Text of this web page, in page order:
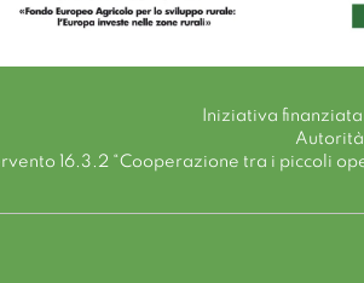
Iniziativa
16.3.2 “Cooperazione tra i piccoli